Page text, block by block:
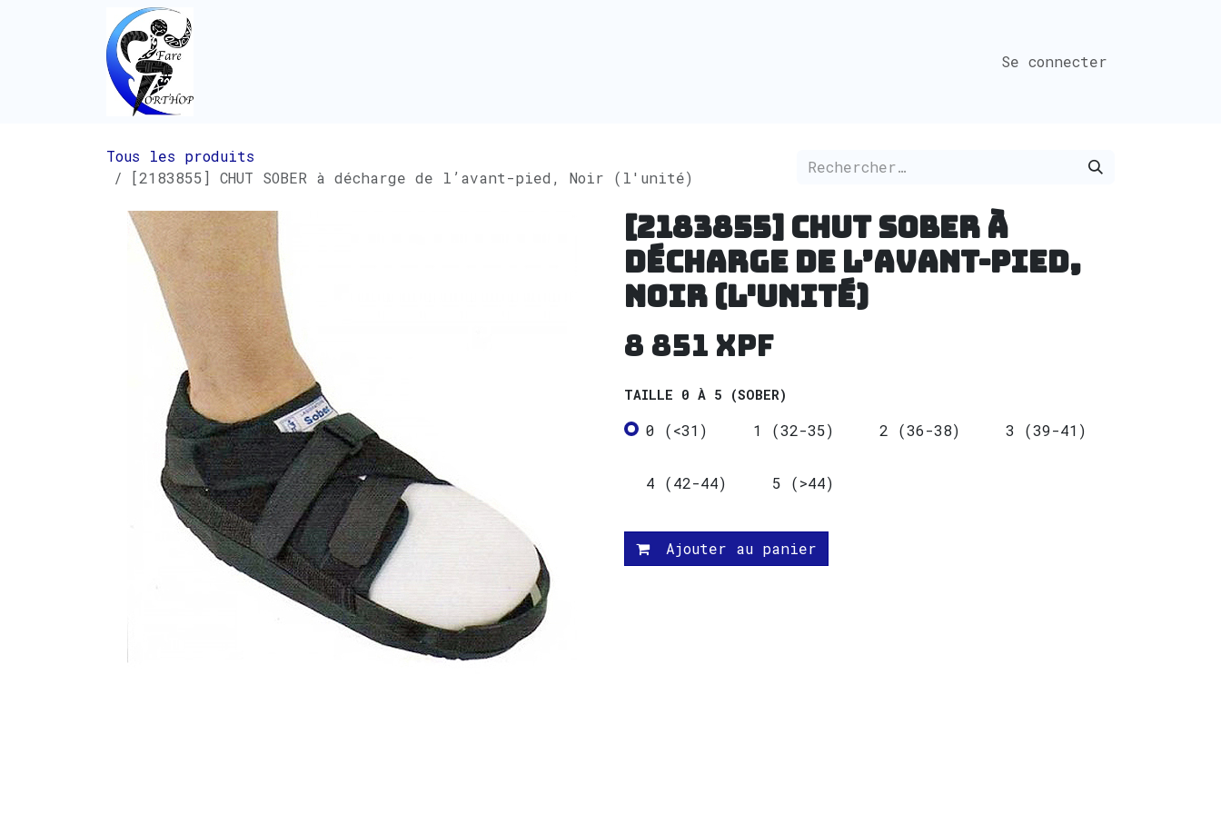
Se rendre au contenu
Se connecter
Tous les produits
[2183855] CHUT SOBER à décharge de l’avant-pied, Noir (l'unité)
[2183855] CHUT SOBER à
décharge de l’avant-pied,
Noir (l'unité)
8 851 XPF
TAILLE 0 À 5 (SOBER)
0 (<31) 1 (32-35) 2 (36-38) 3 (39-41)
4 (42-44) 5 (>44)
Ajouter au panier